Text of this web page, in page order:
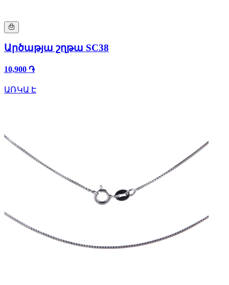
Արծաթյա շղթա SC38
10,900 ֏
ԱՌԿԱ Է